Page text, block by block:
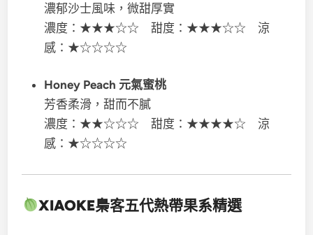
濃郁沙士風味，微甜厚實
濃度：★★★☆☆ 甜度：★★★☆☆ 涼
感：★☆☆☆☆
Honey Peach 元氣蜜桃
芳香柔滑，甜而不膩
濃度：★★☆☆☆ 甜度：★★★★☆ 涼
感：★☆☆☆☆
XIAOKE梟客五代熱帶果系精選